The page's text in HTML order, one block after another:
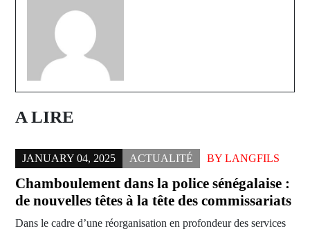
A LIRE
JANUARY 04, 2025 ACTUALITÉ BY LANGFILS
Chamboulement dans la police sénégalaise :
de nouvelles têtes à la tête des commissariats
Dans le cadre d’une réorganisation en profondeur des services